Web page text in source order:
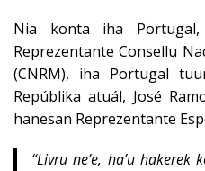
Nia konta iha
Reprezentante Consellu
(CNRM), iha Portugal
Repúblika atuál, José
hanesan Reprezentante
“Livru ne’e, ha’u